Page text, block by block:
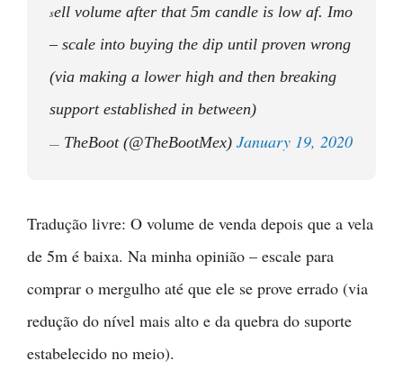
sell volume after that 5m candle is low af. Imo
– scale into buying the dip until proven wrong
(via making a lower high and then breaking
support established in between)
— TheBoot (@TheBootMex) January 19, 2020
Tradução livre: O volume de venda depois que a vela
de 5m é baixa. Na minha opinião – escale para
comprar o mergulho até que ele se prove errado (via
redução do nível mais alto e da quebra do suporte
estabelecido no meio).